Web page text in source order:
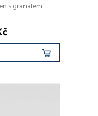
s granátem